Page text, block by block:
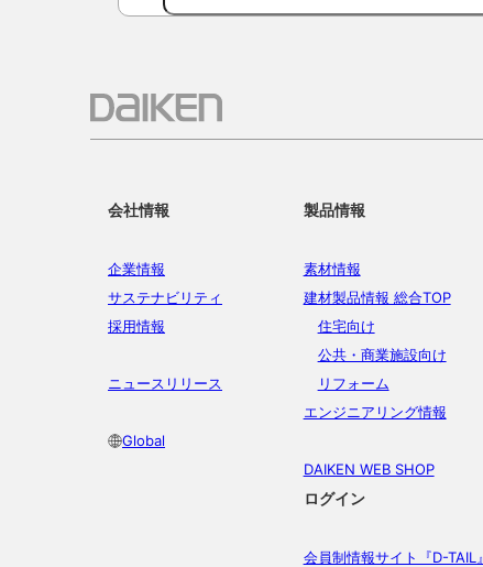
会社情報
企業情報
サステナビリティ
採用情報
ニュースリリース
Global
製品情報
素材情報
建材製品情報 総合TOP
住宅向け
公共・商業施設向け
リフォーム
エンジニアリング情報
DAIKEN WEB SHOP
ログイン
会員制情報サイト『D-TAIL』